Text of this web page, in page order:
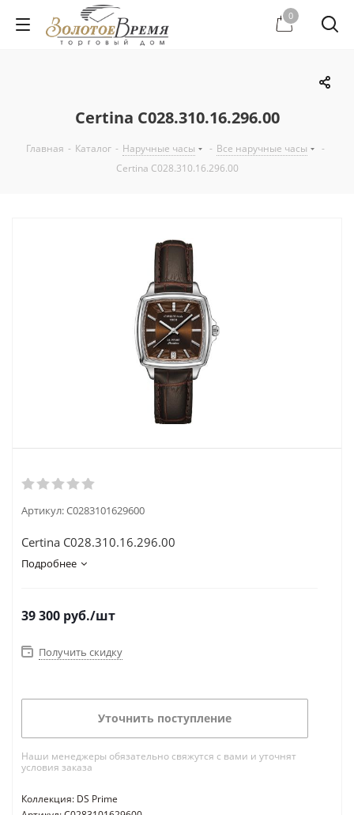
0
Certina C028.310.16.296.00
Главная - Каталог - Наручные часы - Все наручные часы
-
Certina C028.310.16.296.00
Артикул:C0283101629600
Certina C028.310.16.296.00
Подробнее
39 300 руб./шт
Получить скидку
Уточнить поступление
Наши менеджеры обязательно свяжутся с вами и уточнят
условия заказа
Коллекция: DS Prime